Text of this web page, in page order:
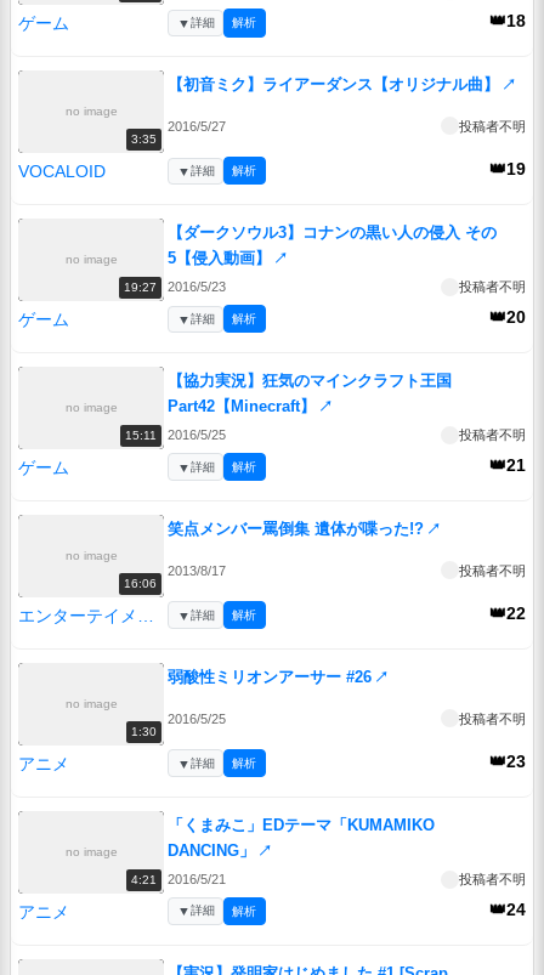
ゲーム 👑18
▼詳細 解析
no image
3:35
【初音ミク】ライアーダンス【オリジナル曲】 ↗
2016/5/27 投稿者不明
VOCALOID 👑19
▼詳細 解析
no image
19:27
【ダークソウル3】コナンの黒い人の侵入 その
5【侵入動画】
↗
2016/5/23 投稿者不明
ゲーム 👑20
▼詳細 解析
no image
15:11
【協力実況】狂気のマインクラフト王国
Part42【Minecraft】
↗
2016/5/25 投稿者不明
ゲーム 👑21
▼詳細 解析
no image
16:06
笑点メンバー罵倒集 遺体が喋った!? ↗
2013/8/17 投稿者不明
👑22
▼詳細 解析
no image
1:30
弱酸性ミリオンアーサー #26 ↗
2016/5/25 投稿者不明
アニメ 👑23
▼詳細 解析
no image
4:21
「くまみこ」EDテーマ「KUMAMIKO
DANCING」
↗
2016/5/21 投稿者不明
アニメ 👑24
▼詳細 解析